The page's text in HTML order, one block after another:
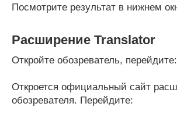
Посмотрите результат в нижнем
Расширение Translator
Откройте обозреватель, перейдите:
Откроется официальный сайт
обозревателя. Перейдите: